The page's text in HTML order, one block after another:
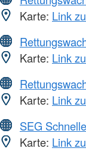
Karte: Link
Karte: Link
Karte: Link
SEG
Karte: Link